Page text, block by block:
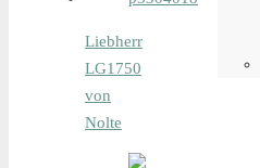
Liebherr
LG1750
von
Nolte